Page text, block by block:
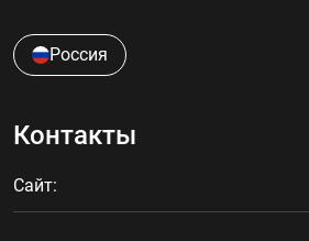
Конфиденциальность
Россия
Контакты
Сайт: